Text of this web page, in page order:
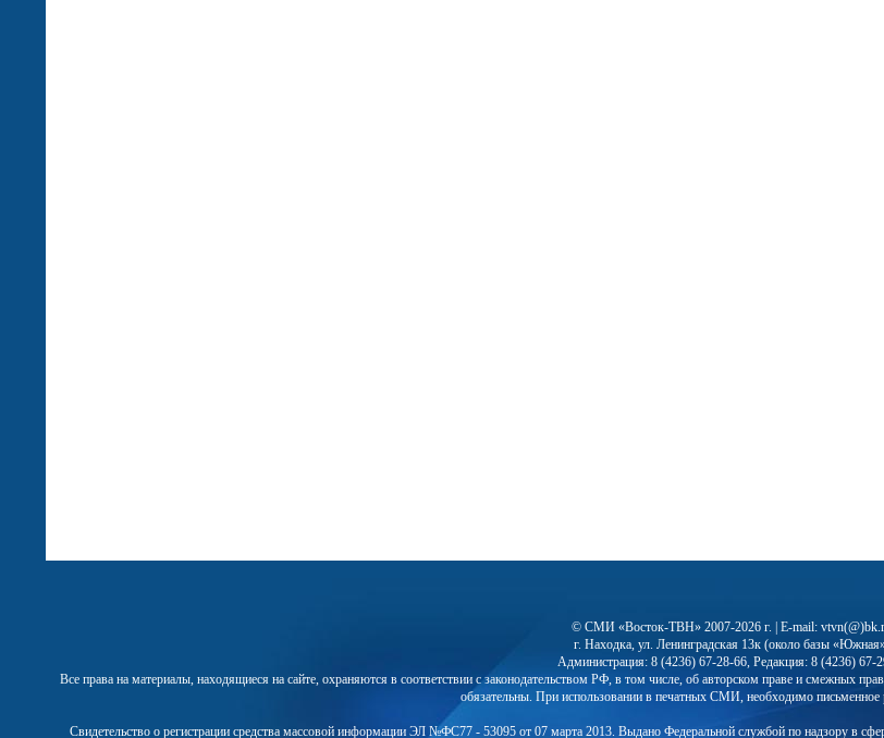
© СМИ «Восток-ТВН» 2007-2026 г. | E-mail:
г. Находка, ул. Ленинградская 13к (около базы
Администрация: 8 (4236) 67-28-66, Редакция: 8 (4236) 67-
Все права на материалы, находящиеся на сайте, охраняются в соответствии с законодательством РФ, в том числе, об авторском праве и смежных
обязательны. При использовании в печатных СМИ, необходимо письменное
Свидетельство о регистрации средства массовой информации ЭЛ №ФС77 - 53095 от 07 марта 2013. Выдано Федеральной службой по надзору в